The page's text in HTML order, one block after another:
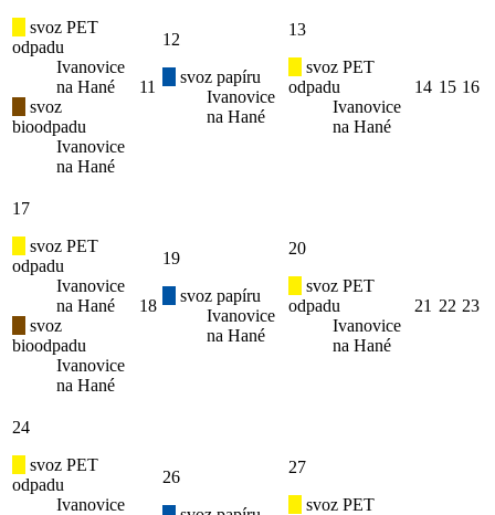
svoz PET
odpadu
Ivanovice
na Hané
svoz
bioodpadu
Ivanovice
na Hané
11
12
svoz papíru
Ivanovice
na Hané
13
svoz PET
odpadu
Ivanovice
na Hané
14 15 16
17
svoz PET
odpadu
Ivanovice
na Hané
svoz
bioodpadu
Ivanovice
na Hané
18
19
svoz papíru
Ivanovice
na Hané
20
svoz PET
odpadu
Ivanovice
na Hané
21 22 23
24
svoz PET
odpadu
Ivanovice
26
27
svoz PET